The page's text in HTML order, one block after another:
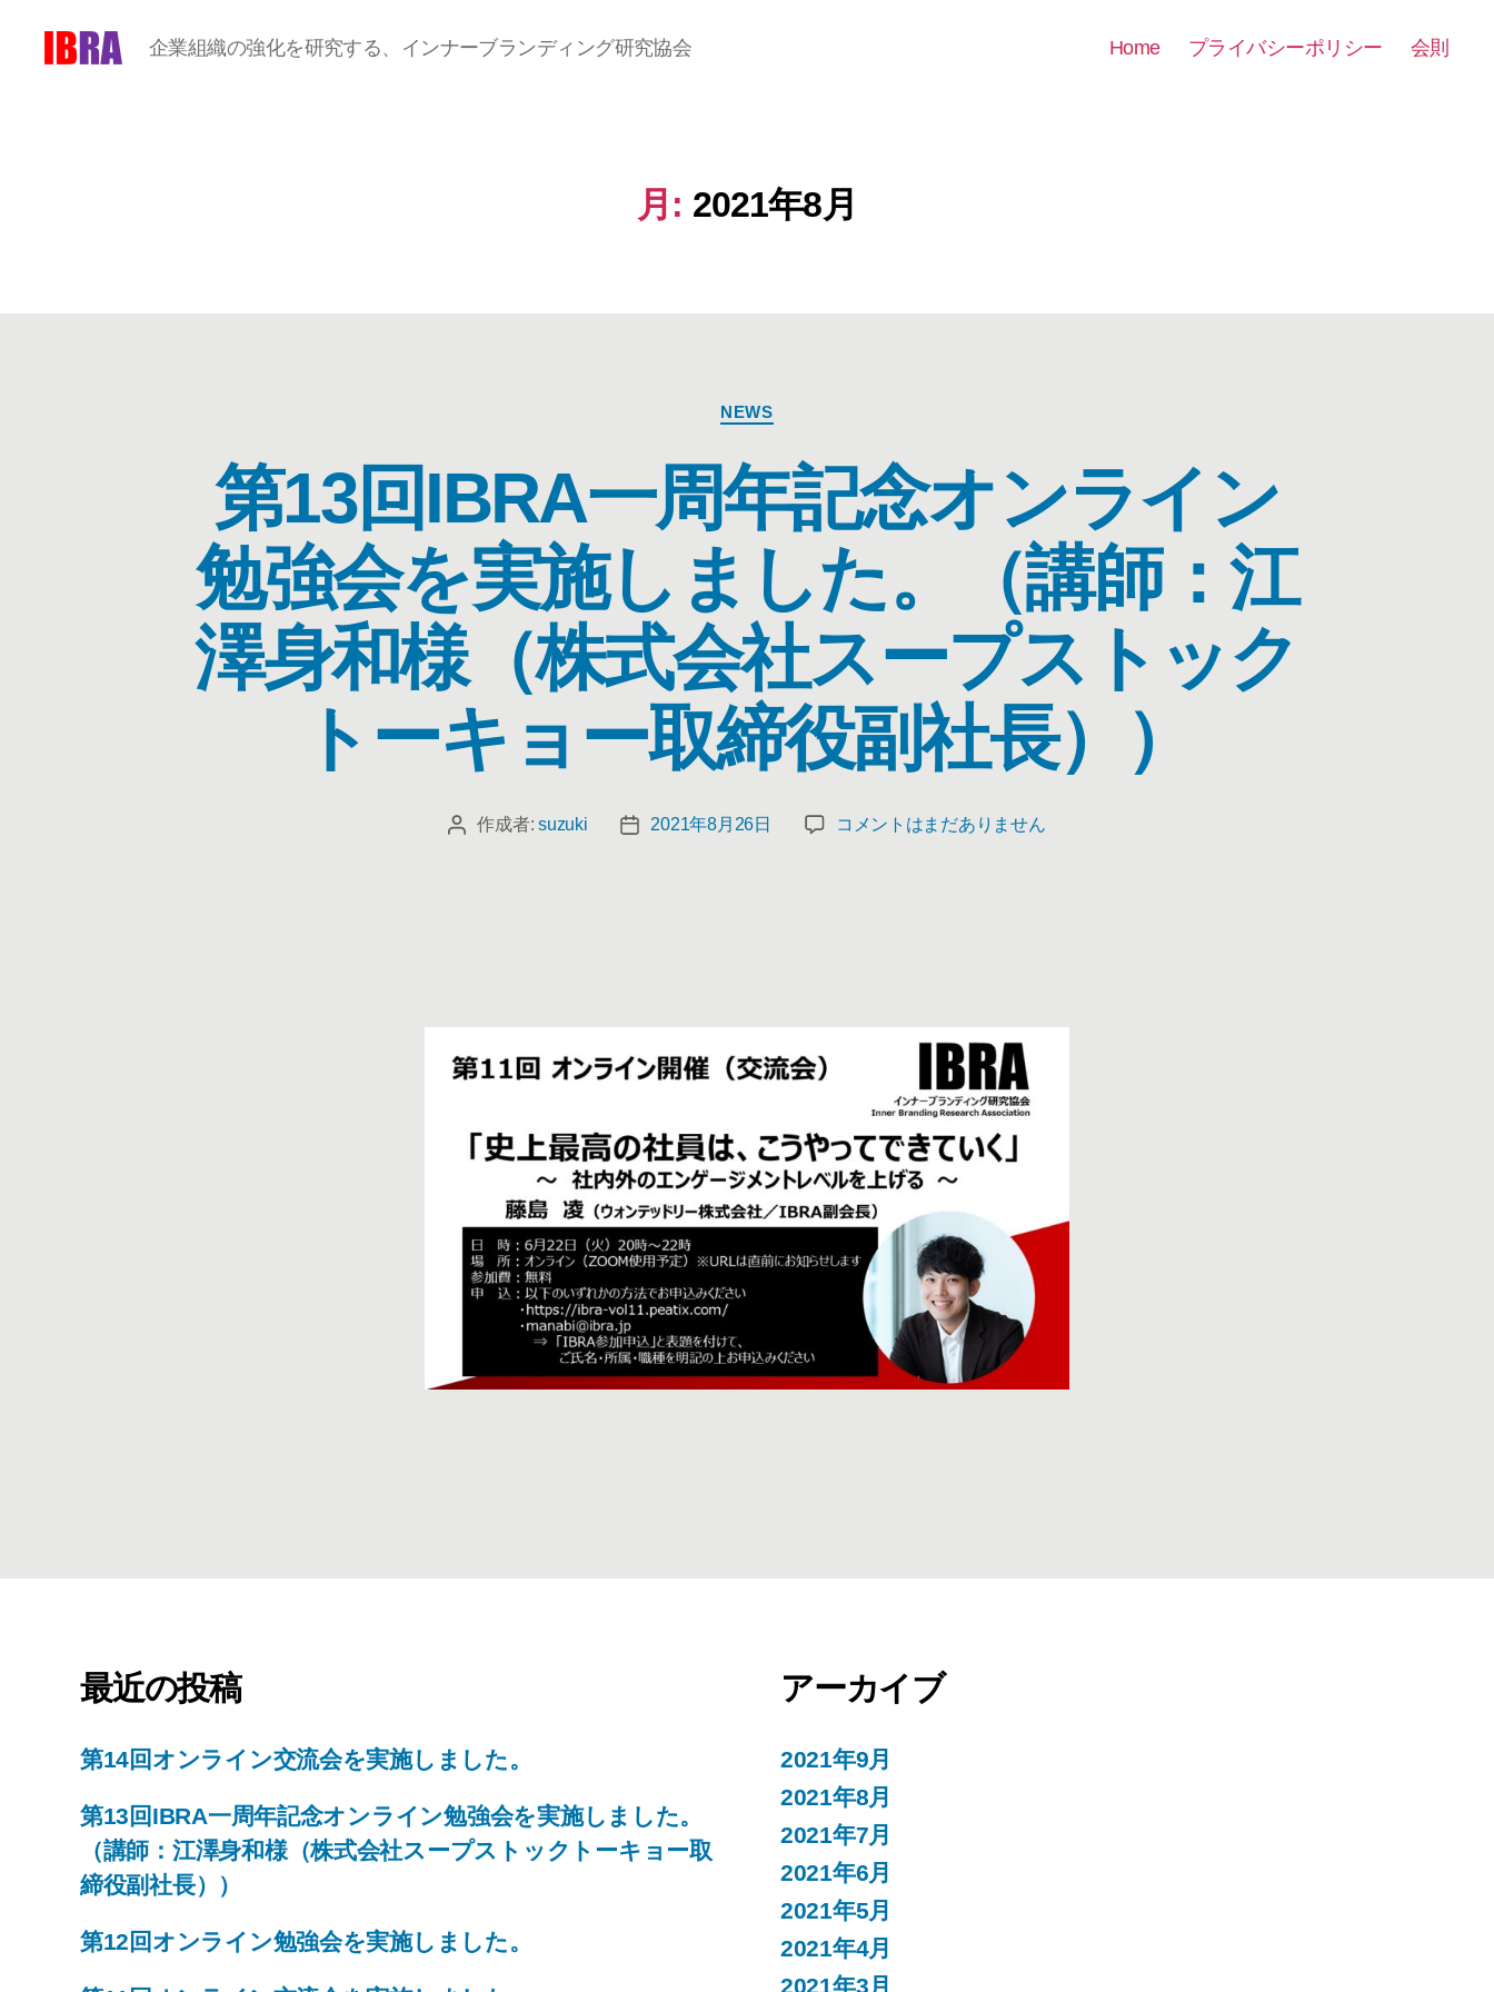
企業組織の強化を研究する、インナーブランディング研究協会 Home プライバシーポリシー 会則
月: 2021年8月
NEWS
第13回IBRA一周年記念オンライン
勉強会を実施しました。（講師：江
澤身和様（株式会社スープストック
トーキョー取締役副社長））
作成者:suzuki 2021年8月26日 コメントはまだありません
最近の投稿
第14回オンライン交流会を実施しました。
第13回IBRA一周年記念オンライン勉強会を実施しました。
（講師：江澤身和様（株式会社スープストックトーキョー取
締役副社長））
第12回オンライン勉強会を実施しました。
アーカイブ
2021年9月
2021年8月
2021年7月
2021年6月
2021年5月
2021年4月
2021年3月